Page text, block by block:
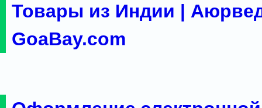
Товары из Индии |
GoaBay.com